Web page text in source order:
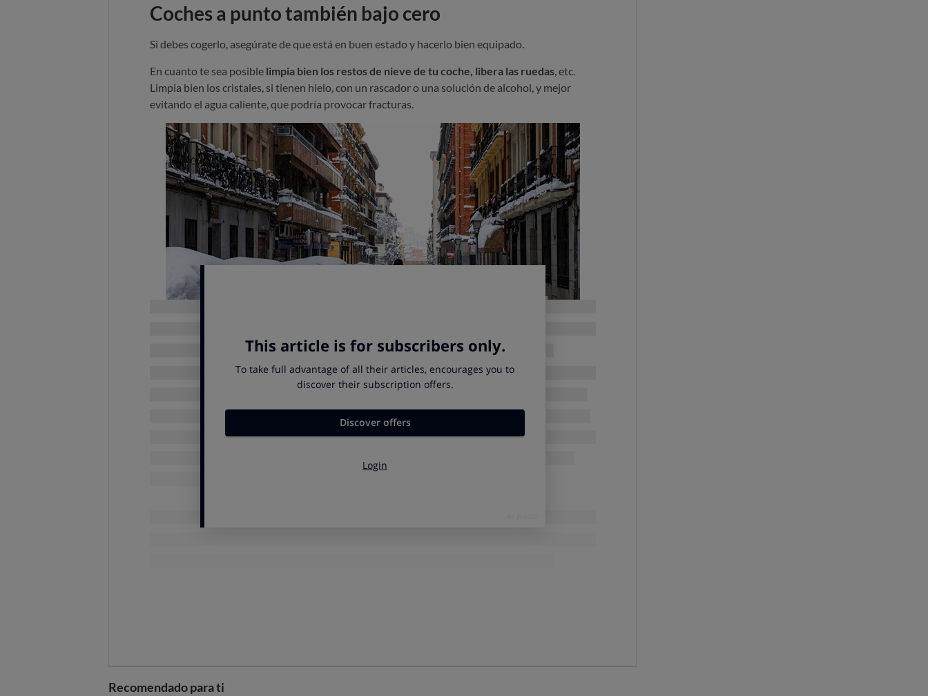
Coches a punto también bajo cero
Si debes cogerlo, asegúrate de que está en buen estado y hacerlo bien equipado.
En cuanto te sea posiblelimpia bien los restos de nieve de tu coche, libera las ruedas, etc.
Limpia bien los cristales, si tienen hielo, con un rascador o una solución de alcohol, y mejor
evitando el agua caliente, que podría provocar fracturas.
Cuando los coches llevan varios días parados, a temperaturas extremas, lo que más sufre es la
batería: conviene cuando se pueda encenderlo y comprobar que todo funciona. Si
, apaga los sistemas eléctricos y vuelve a intentarlo. Si no lo consigues, necesitarás
pólizas con asistencia en viaje contemplan el servicio de
recarga de la batería.
Bien equipado: con cadenas, móvil, linterna...
Recomendado para ti